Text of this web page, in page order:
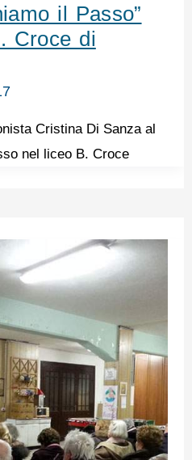
il Passo”
Croce di
Cristina Di Sanza al
nel liceo B. Croce